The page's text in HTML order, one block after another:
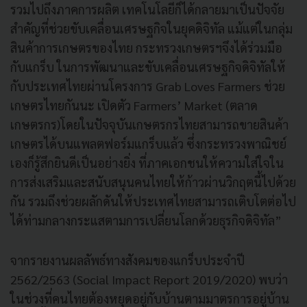
รวมไปถึงภาคการผลิต เทคโนโลยีก็ได้กลายมาเป็นปัจจัย
สำคัญที่ช่วยขับเคลื่อนเศรษฐกิจในยุคดิจิทัล แม้แต่ในกลุ่ม
สินค้าการเกษตรของไทย กระทรวงเกษตรฯจึงได้ร่วมมือ
กับแกร็บ ในการพัฒนาและขับเคลื่อนเศรษฐกิจดิจิทัลให้
กับประเทศไทยผ่านโครงการ Grab Loves Farmers ช่วย
เกษตรไทยกันนะ เปิดตัว Farmers’ Market (ตลาด
เกษตรกร)โดยในปัจจุบันเกษตรกรไทยสามารถขายสินค้า
เกษตรได้บนแพลตฟอร์มแกร็บแล้ว ซึ่งกระทรวงพาณิชย์
เองก็รู้สึกยินดีเป็นอย่างยิ่ง ที่ภาคเอกชนให้ความใส่ใจใน
การส่งเสริมและสนับสนุนคนไทยให้ก้าวผ่านวิกฤตนี้ไปด้วย
กัน รวมถึงช่วยผลักดันให้ประเทศไทยสามารถเติบโตต่อไป
ได้ท่ามกลางกระแสตามการเปลี่ยนโลกด้วยธุรกิจดิจิทัล”
จากรายงานผลลัพธ์ทางสังคมของแกร็บประจำปี
2562/2563 (Social Impact Report 2019/2020) พบว่า
ในช่วงที่คนไทยต้องหยุดอยู่กับบ้านตามมาตรการอยู่บ้าน